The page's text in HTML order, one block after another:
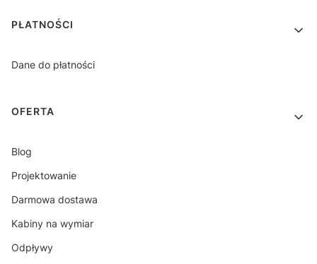
PŁATNOŚCI
Dane do płatności
OFERTA
Blog
Projektowanie
Darmowa dostawa
Kabiny na wymiar
Odpływy